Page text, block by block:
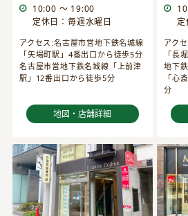
10:00 ～ 19:00
定休日：毎週水曜日
アクセス:名古屋市営地下鉄名城線
「矢場町駅」4番出口から徒歩5分
名古屋市営地下鉄名城線「上前津
駅」12番出口から徒歩5分
地図・店舗詳細
アク
「長
地下
「心
分